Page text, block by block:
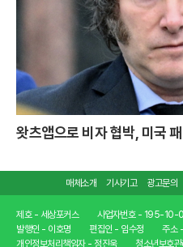
왓츠앱으로 비자 협박, 미국
매체소개 기사기고 광고문의
제호 - 세상포커스 사업자번호 - 195-10-
발행인 - 이호명
편집인 - 임수정
주소
개인정보처리책임자 - 정진욱
청소년보호